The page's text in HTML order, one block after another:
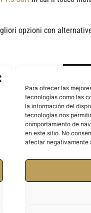
opzioni con